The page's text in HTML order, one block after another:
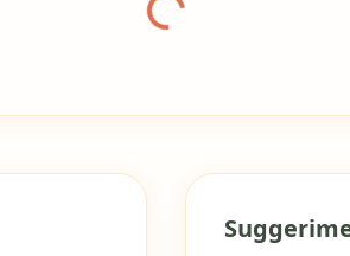
Caricamento galleria